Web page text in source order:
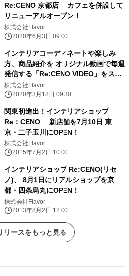
Re:CENO 京都店 カフェを併設して
リニューアルオープン！
株式会社Flavor
2020年6月3日 09:00
インテリアコーディネートや楽しみ
方、商品紹介を オリジナル動画で毎週
発信する「Re:CENO VIDEO」をスタ
ート！
株式会社Flavor
2020年3月18日 09:30
関東初進出！インテリアショップ
Re：CENO 新店舗を7月10日 東
京・二子玉川にOPEN！
株式会社Flavor
2015年7月2日 10:00
インテリアショップ Re:CENO(リセ
ノ)、 8月1日にリアルショップを京
都・四条烏丸にOPEN！
株式会社Flavor
2013年8月2日 12:00
リースをもっと見る